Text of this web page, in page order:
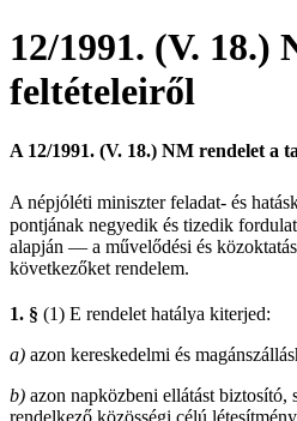
12/1991. (V. 18.)
feltételeiről
A 12/1991. (V. 18.) NM rendelet a
A népjóléti miniszterfeladat- és
pontjának negyedik és tizedik
alapján — a művelődési és
következőket rendelem.
1. § (1) E rendelet hatálya kiterjed:
a) azon kereskedelmi és
b) azon napközbeni ellátást biztosító,
rendelkező közösségi célú